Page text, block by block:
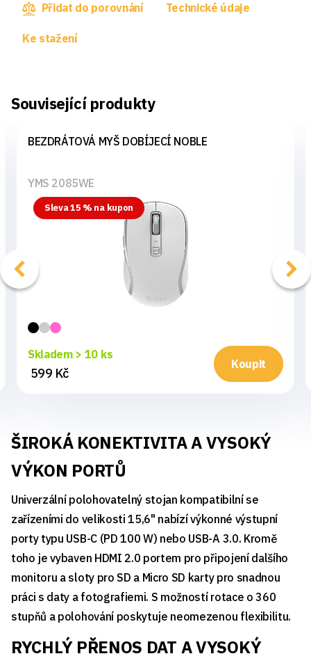
Přidat do porovnání Technické údaje
Ke stažení
Související produkty
BEZDRÁTOVÁ MYŠ DOBÍJECÍ NOBLE
YMS 2085WE
Sleva 15 % na kupon
Skladem > 10 ks
599 Kč
Koupit
ŠIROKÁ KONEKTIVITA A VYSOKÝ
VÝKON PORTŮ
Univerzální polohovatelný stojan kompatibilní se
zařízeními do velikosti 15,6" nabízí výkonné výstupní
porty typu USB-C (PD 100 W) nebo USB-A 3.0. Kromě
toho je vybaven HDMI 2.0 portem pro připojení dalšího
monitoru a sloty pro SD a Micro SD karty pro snadnou
práci s daty a fotografiemi. S možností rotace o 360
stupňů a polohování poskytuje neomezenou flexibilitu.
RYCHLÝ PŘENOS DAT A VYSOKÝ